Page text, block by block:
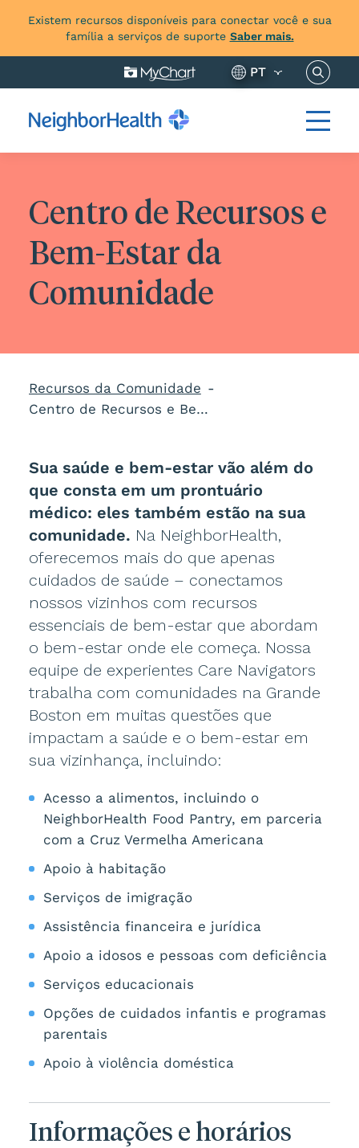
Existem recursos disponíveis para conectar você e sua
família a serviços de suporte Saber mais.
PT
Centro de Recursos e
Bem-Estar da
Comunidade
Recursos da Comunidade
Centro de Recursos e Bem-Estar da Comunidade
Sua saúde e bem-estar vão além do
que consta em um prontuário
médico: eles também estão na sua
comunidade. Na NeighborHealth,
oferecemos mais do que apenas
cuidados de saúde – conectamos
nossos vizinhos com recursos
essenciais de bem-estar que abordam
o bem-estar onde ele começa. Nossa
equipe de experientes Care Navigators
trabalha com comunidades na Grande
Boston em muitas questões que
impactam a saúde e o bem-estar em
sua vizinhança, incluindo:
Acesso a alimentos, incluindo o
NeighborHealth Food Pantry, em parceria
com a Cruz Vermelha Americana
Apoio à habitação
Serviços de imigração
Assistência financeira e jurídica
Apoio a idosos e pessoas com deficiência
Serviços educacionais
Opções de cuidados infantis e programas
parentais
Apoio à violência doméstica
Informações e horários